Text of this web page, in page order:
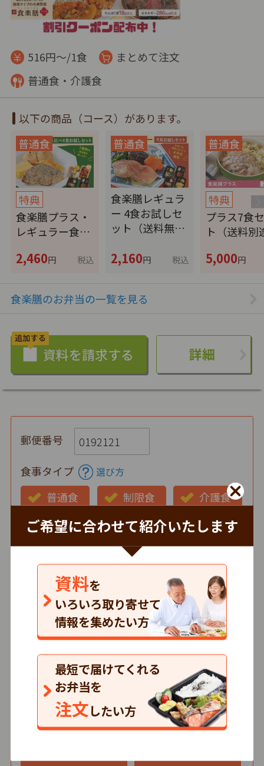
ご希望に合わせて紹介いたします
資料を
いろいろ取り寄せて
情報を集めたい方
最短で届けてくれる
お弁当を
注文したい方
516円～/1食
まとめて注文
普通食・介護食
以下の商品（コース）があります。
特典
食楽膳プラス・
レギュラー食…
2,460円 税込
食楽膳レギュラ
ー 4食お試しセ
ット（送料無…
2,160円 税込
特典
プラス7食
ト（送料別
5,000円
食楽膳のお弁当の一覧を見る
詳細
郵便番号
食事タイプ 選び方
普通食 制限食
介護食
お弁当の状態
仕出し
冷蔵
冷凍
朝
昼
夕
500円以下
501～750円
751円以上
最短お届け日